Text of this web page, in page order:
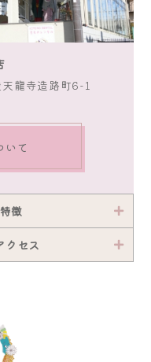
龍寺造路町6-1
いて
徴
クセス